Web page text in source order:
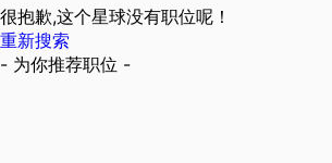
很抱歉,这个星球没有职位呢！
重新搜索
- 为你推荐职位 -